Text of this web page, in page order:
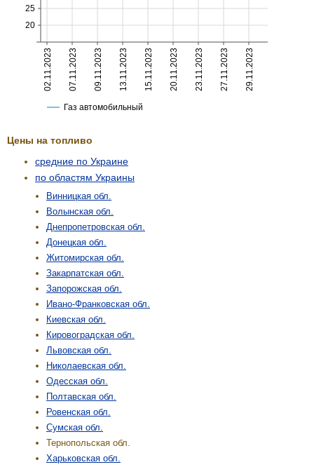
Цены на топливо
средние по Украине
по областям Украины
Винницкая обл.
Волынская обл.
Днепропетровская обл.
Донецкая обл.
Житомирская обл.
Закарпатская обл.
Запорожская обл.
Ивано-Франковская обл.
Киевская обл.
Кировоградская обл.
Львовская обл.
Николаевская обл.
Одесская обл.
Полтавская обл.
Ровенская обл.
Сумская обл.
Тернопольская обл.
Харьковская обл.